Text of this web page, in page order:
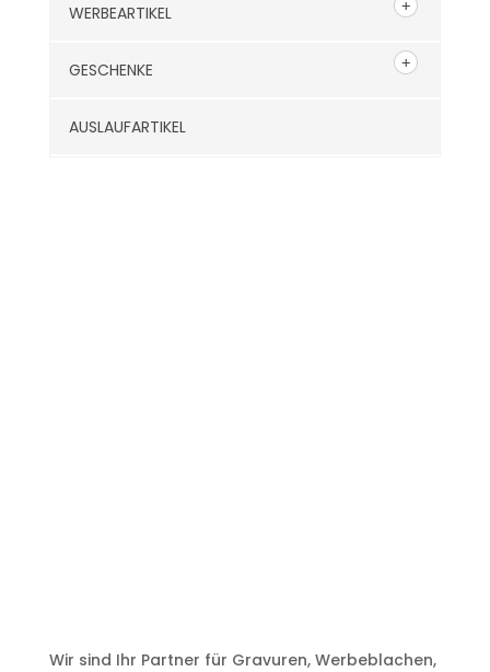
WERBEARTIKEL
GESCHENKE
AUSLAUFARTIKEL
Wir sind Ihr Partner für Gravuren, Werbeblachen,